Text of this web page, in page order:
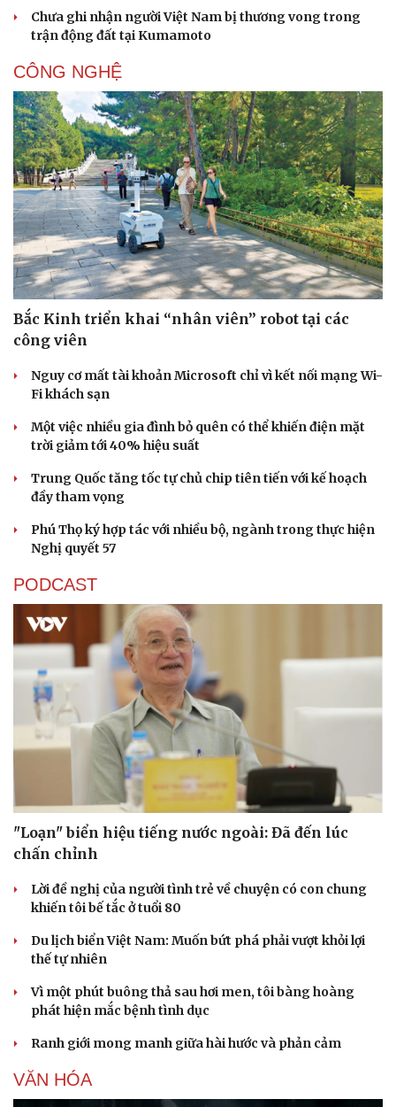
Thông tin doanh nghiệp
Doanh nghiệp 24h
Doanh nhân
Vì cộng đồng
Sành điệu
Tin Công nghệ
Trải nghiệm
Chuyển đổi số
Chưa ghi nhận người Việt Nam bị thương vong trong
trận động đất tại Kumamoto
CÔNG NGHỆ
Bắc Kinh triển khai “nhân viên” robot tại các
công viên
Nguy cơ mất tài khoản Microsoft chỉ vì kết nối mạng Wi-
Fi khách sạn
Một việc nhiều gia đình bỏ quên có thể khiến điện mặt
trời giảm tới 40% hiệu suất
Trung Quốc tăng tốc tự chủ chip tiên tiến với kế hoạch
đầy tham vọng
Phú Thọ ký hợp tác với nhiều bộ, ngành trong thực hiện
Nghị quyết 57
PODCAST
"Loạn" biển hiệu tiếng nước ngoài: Đã đến lúc
chấn chỉnh
Lời đề nghị của người tình trẻ về chuyện có con chung
khiến tôi bế tắc ở tuổi 80
Du lịch biển Việt Nam: Muốn bứt phá phải vượt khỏi lợi
thế tự nhiên
Vì một phút buông thả sau hơi men, tôi bàng hoàng
phát hiện mắc bệnh tình dục
Ranh giới mong manh giữa hài hước và phản cảm
VĂN HÓA